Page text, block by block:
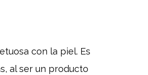
con la piel. Es
al ser un producto